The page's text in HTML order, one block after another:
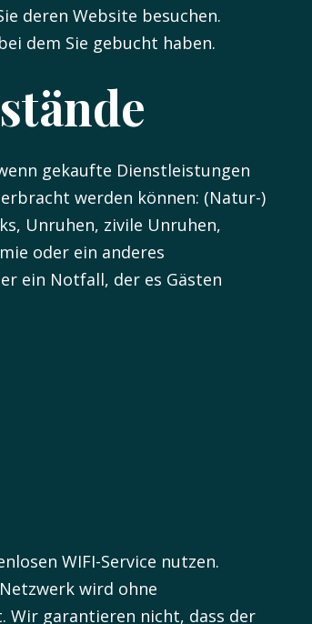
deren Website besuchen.
dem Sie gebucht haben.
gekaufte Dienstleistungen
werden können: (Natur-)
Unruhen, zivile Unruhen,
oder ein anderes
ein Notfall, der es Gästen
WIFI-Service nutzen.
wird ohne
Wir garantieren nicht, dass der